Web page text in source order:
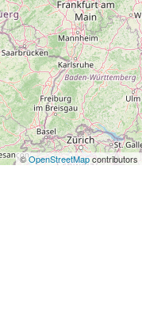
©OpenStreetMapcontributors